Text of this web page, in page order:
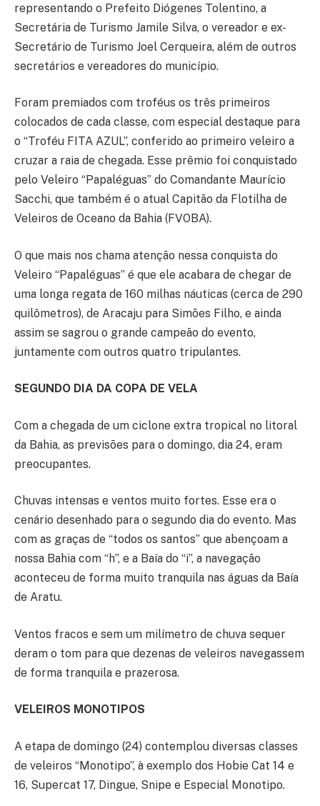
representando o Prefeito Diógenes Tolentino, a
Secretária de Turismo Jamile Silva, o vereador e ex-
Secretário de Turismo Joel Cerqueira, além de outros
secretários e vereadores do município.
Foram premiados com troféus os três primeiros
colocados de cada classe, com especial destaque para
o “Troféu FITA AZUL”, conferido ao primeiro veleiro a
cruzar a raia de chegada. Esse prêmio foi conquistado
pelo Veleiro “Papaléguas” do Comandante Maurício
Sacchi, que também é o atual Capitão da Flotilha de
Veleiros de Oceano da Bahia (FVOBA).
O que mais nos chama atenção nessa conquista do
Veleiro “Papaléguas” é que ele acabara de chegar de
uma longa regata de 160 milhas náuticas (cerca de 290
quilômetros), de Aracaju para Simões Filho, e ainda
assim se sagrou o grande campeão do evento,
juntamente com outros quatro tripulantes.
SEGUNDO DIA DA COPA DE VELA
Com a chegada de um ciclone extra tropical no litoral
da Bahia, as previsões para o domingo, dia 24, eram
preocupantes.
Chuvas intensas e ventos muito fortes. Esse era o
cenário desenhado para o segundo dia do evento. Mas
com as graças de “todos os santos” que abençoam a
nossa Bahia com “h”, e a Baía do “i”, a navegação
aconteceu de forma muito tranquila nas águas da Baía
de Aratu.
Ventos fracos e sem um milímetro de chuva sequer
deram o tom para que dezenas de veleiros navegassem
de forma tranquila e prazerosa.
VELEIROS MONOTIPOS
A etapa de domingo (24) contemplou diversas classes
de veleiros “Monotipo”, à exemplo dos Hobie Cat 14 e
16, Supercat 17, Dingue, Snipe e Especial Monotipo.